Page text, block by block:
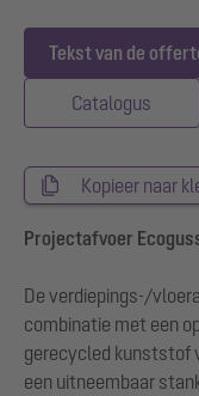
Tekst van de
Catalogus
Kopieer naar
Projectafvoer
De verdiepings-/
combinatie met een
gerecycled kunststof
een uitneembaar